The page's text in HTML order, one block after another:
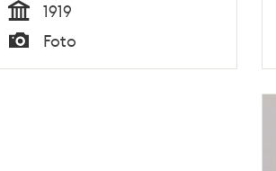
Tid
1919
Typ
Foto